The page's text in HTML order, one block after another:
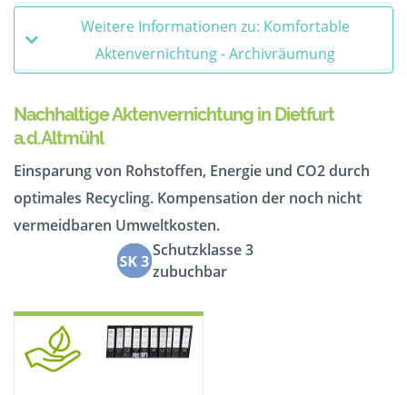
Weitere Informationen zu: Komfortable
Aktenvernichtung - Archivräumung
Nachhaltige Aktenvernichtung in Dietfurt
a.d.Altmühl
Einsparung von Rohstoffen, Energie und CO2 durch
optimales Recycling. Kompensation der noch nicht
vermeidbaren Umweltkosten.
Schutzklasse 3
zubuchbar